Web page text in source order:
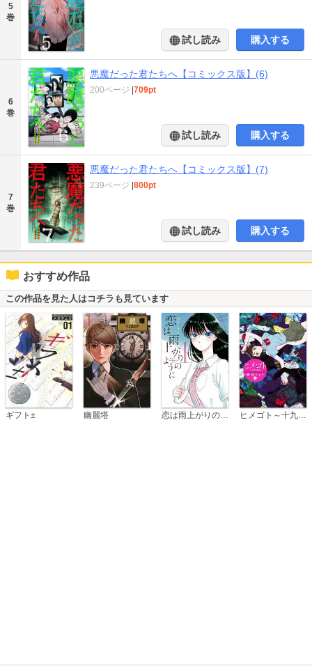
5
巻
試し読み 購入する
6
巻
悪魔だった君たちへ【コミックス版】(6)
200ページ |709pt
試し読み 購入する
7
巻
悪魔だった君たちへ【コミックス版】(7)
239ページ |800pt
試し読み 購入する
おすすめ作品
この作品を見た人はコチラも見ています
ギフト± 幽麗塔 ヒメゴト～十九歳の制服～